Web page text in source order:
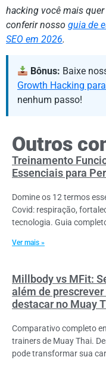
hacking você mais
conferir nosso guia de
SEO em 2026.
Bônus: Baixe
Growth Hacking
nenhum passo!
Outros
Treinamento
Essenciais para
Domine os 12 termos
Covid: respiração,
tecnologia. Guia
Ver mais »
Millbody vs MFit:
além de
destacar no Muay
Comparativo completo
trainers de Muay Thai.
pode transformar sua